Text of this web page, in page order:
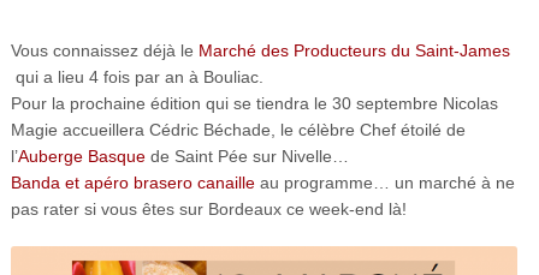
Vous connaissez déjà le Marché des Producteurs du Saint-James
qui a lieu 4 fois par an à Bouliac.
Pour la prochaine édition qui se tiendra le 30 septembre Nicolas
Magie accueillera Cédric Béchade, le célèbre Chef étoilé de
l’Auberge Basquede Saint Pée sur Nivelle…
Banda et apéro brasero canailleau programme… un marché à ne
pas rater si vous êtes sur Bordeaux ce week-end là!